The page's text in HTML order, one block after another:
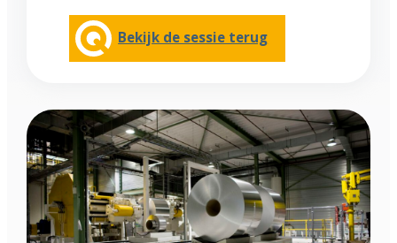
Bekijk de sessie terug